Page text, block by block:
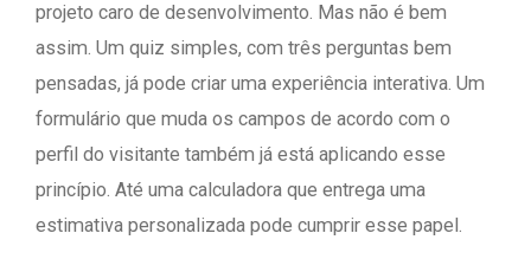
projeto caro de desenvolvimento. Mas não é bem
assim. Um quiz simples, com três perguntas bem
pensadas, já pode criar uma experiência interativa. Um
formulário que muda os campos de acordo com o
perfil do visitante também já está aplicando esse
princípio. Até uma calculadora que entrega uma
estimativa personalizada pode cumprir esse papel.